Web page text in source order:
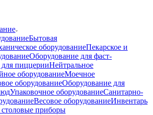
Бытовая
оборудованиеПекарское и
Оборудование для фаст-
пиццерииНейтральное
оборудованиеМоечное
оборудованиеОборудование для
Упаковочное оборудованиеСанитарно-
Весовое оборудованиеИнвентарь
приборы